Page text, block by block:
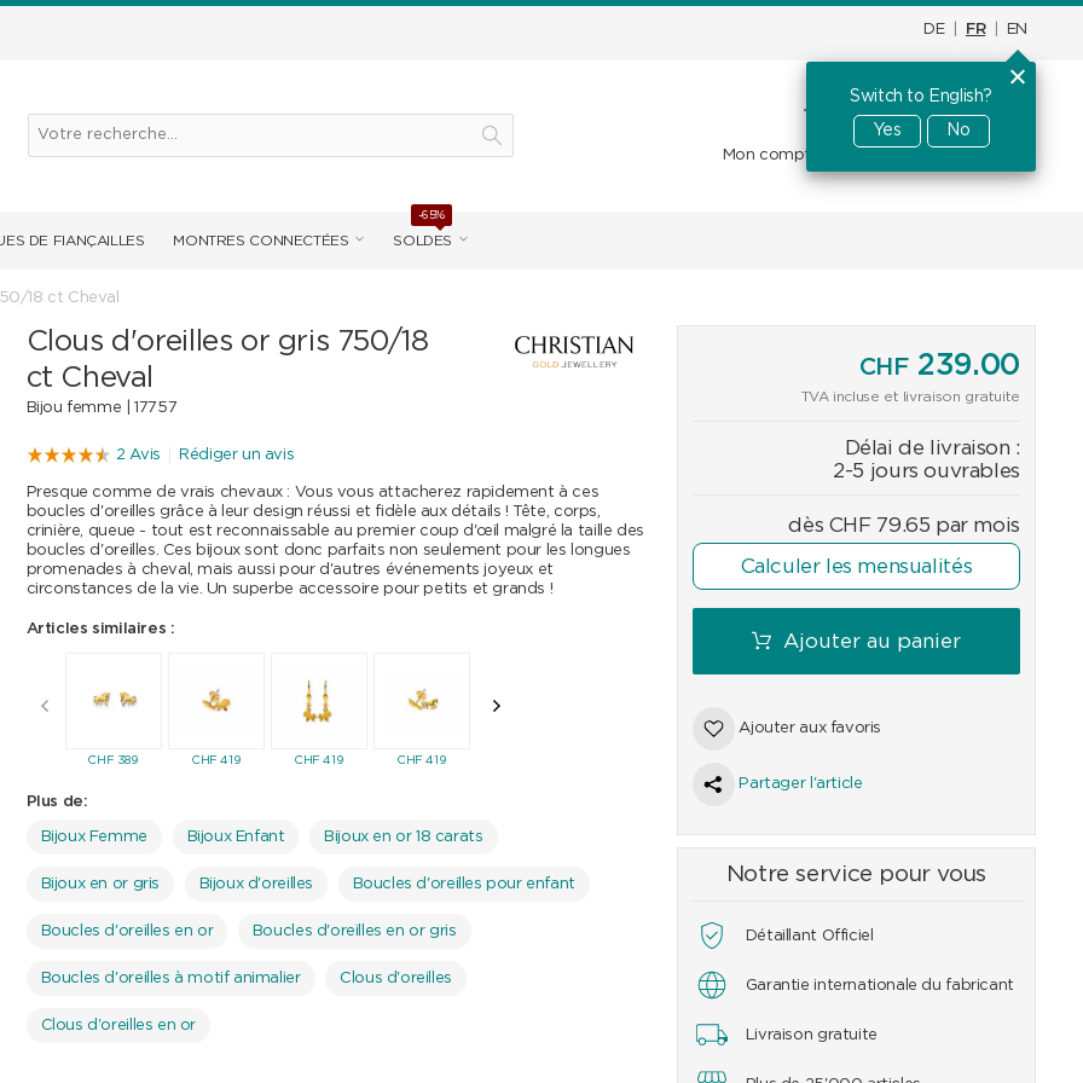
DE FR EN
Switch to English?
Yes
No
Panier d'achat CHF0.00
Mon compte
DE FIANÇAILLES MONTRES CONNECTÉES SOLDES
-65%
18 ct Cheval
Clous d'oreilles or gris 750/18
ct Cheval
Bijou femme |17757
2 Avis Rédiger un avis
Presque comme de vrais chevaux : Vous vous attacherez rapidement à ces
boucles d'oreilles grâce à leur design réussi et fidèle aux détails ! Tête, corps,
crinière, queue - tout est reconnaissable au premier coup d'œil malgré la taille des
boucles d'oreilles. Ces bijoux sont donc parfaits non seulement pour les longues
promenades à cheval, mais aussi pour d'autres événements joyeux et
circonstances de la vie. Un superbe accessoire pour petits et grands !
Articles similaires :
CHF389 CHF419 CHF419 CHF419
Plus de:
Bijoux Femme Bijoux Enfant Bijoux en or 18 carats
Bijoux en or gris Bijoux d'oreilles Boucles d'oreilles pour enfant
Boucles d'oreilles en or Boucles d'oreilles en or gris
Boucles d'oreilles à motif animalier Clous d'oreilles
Clous d'oreilles en or
CHF239.00
TVA incluse et livraison gratuite
Délai de livraison :
2-5 jours ouvrables
dès CHF 79.65 par mois
Calculer les mensualités
Ajouter au panier
Ajouter aux favoris
Partager l'article
Notre service pour vous
Détaillant Officiel
Garantie internationale du fabricant
Livraison gratuite